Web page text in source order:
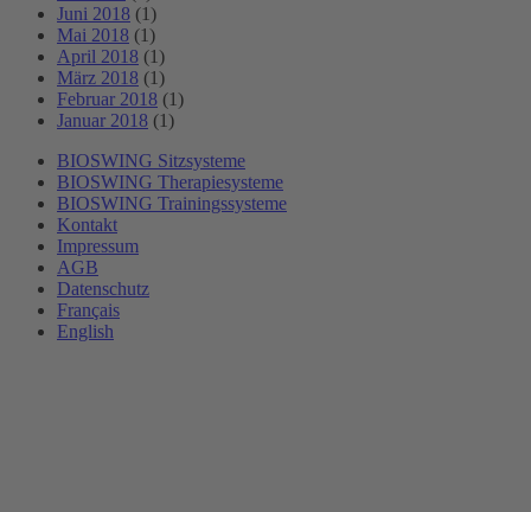
Juni 2018 (1)
Mai 2018 (1)
April 2018 (1)
März 2018 (1)
Februar 2018 (1)
Januar 2018 (1)
BIOSWING Sitzsysteme
BIOSWING Therapiesysteme
BIOSWING Trainingssysteme
Kontakt
Impressum
AGB
Datenschutz
Français
English